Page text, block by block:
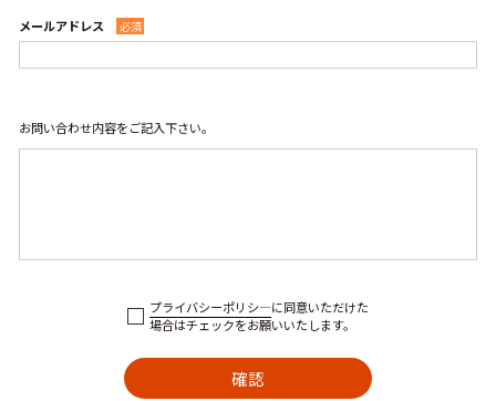
メールアドレス 必須
お問い合わせ内容をご記入下さい。
プライバシーポリシ―に同意いただけた
場合はチェックをお願いいたします。